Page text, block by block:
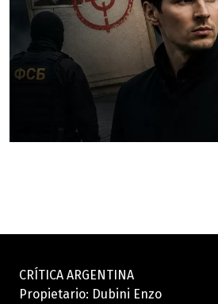
CRÍTICA ARGENTINA
Propietario: Dubini Enzo